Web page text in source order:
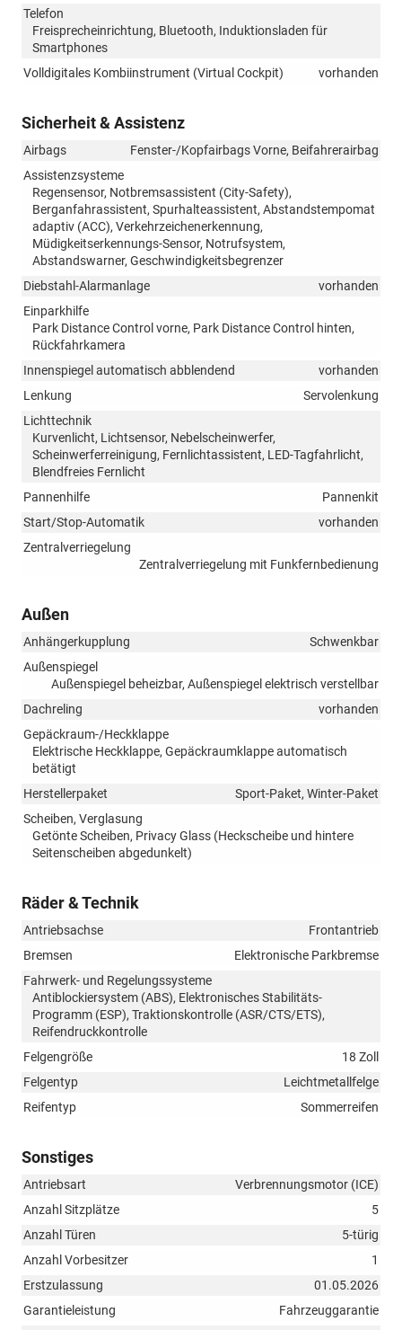
Telefon
Freisprecheinrichtung, Bluetooth, Induktionsladen für
Smartphones
Volldigitales Kombiinstrument (Virtual Cockpit)
vorhanden
Sicherheit & Assistenz
Airbags
Fenster-/Kopfairbags Vorne, Beifahrerairbag
Assistenzsysteme
Regensensor, Notbremsassistent (City-Safety),
Berganfahrassistent, Spurhalteassistent, Abstandstempomat
adaptiv (ACC), Verkehrzeichenerkennung,
Müdigkeitserkennungs-Sensor, Notrufsystem,
Abstandswarner, Geschwindigkeitsbegrenzer
Diebstahl-Alarmanlage
vorhanden
Einparkhilfe
Park Distance Control vorne, Park Distance Control hinten,
Rückfahrkamera
Innenspiegel automatisch abblendend
vorhanden
Lenkung
Servolenkung
Lichttechnik
Kurvenlicht, Lichtsensor, Nebelscheinwerfer,
Scheinwerferreinigung, Fernlichtassistent, LED-Tagfahrlicht,
Blendfreies Fernlicht
Pannenhilfe
Pannenkit
Start/Stop-Automatik
vorhanden
Zentralverriegelung
Zentralverriegelung mit Funkfernbedienung
Außen
Anhängerkupplung
Schwenkbar
Außenspiegel
Außenspiegel beheizbar, Außenspiegel elektrisch verstellbar
Dachreling
vorhanden
Gepäckraum-/Heckklappe
Elektrische Heckklappe, Gepäckraumklappe automatisch
betätigt
Herstellerpaket
Sport-Paket, Winter-Paket
Scheiben, Verglasung
Getönte Scheiben, Privacy Glass (Heckscheibe und hintere
Seitenscheiben abgedunkelt)
Räder & Technik
Antriebsachse
Frontantrieb
Bremsen
Elektronische Parkbremse
Fahrwerk- und Regelungssysteme
Antiblockiersystem (ABS), Elektronisches Stabilitäts-
Programm (ESP), Traktionskontrolle (ASR/CTS/ETS),
Reifendruckkontrolle
Felgengröße
18 Zoll
Felgentyp
Leichtmetallfelge
Reifentyp
Sommerreifen
Sonstiges
Antriebsart
Verbrennungsmotor (ICE)
Anzahl Sitzplätze
5
Anzahl Türen
5-türig
Anzahl Vorbesitzer
1
Erstzulassung
01.05.2026
Garantieleistung
Fahrzeuggarantie